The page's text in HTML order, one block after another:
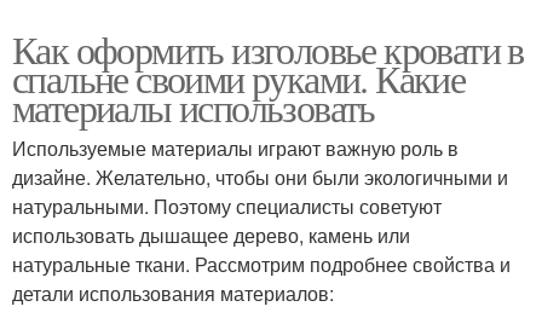
Как оформить изголовье кровати в
спальне своими руками. Какие
материалы использовать
Используемые материалы играют важную роль в
дизайне. Желательно, чтобы они были экологичными и
натуральными. Поэтому специалисты советуют
использовать дышащее дерево, камень или
натуральные ткани. Рассмотрим подробнее свойства и
детали использования материалов: